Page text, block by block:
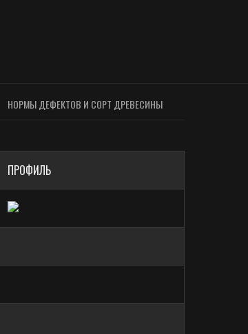
НОРМЫ ДЕФЕКТОВ И СОРТ ДРЕВЕСИНЫ
ПРОФИЛЬ